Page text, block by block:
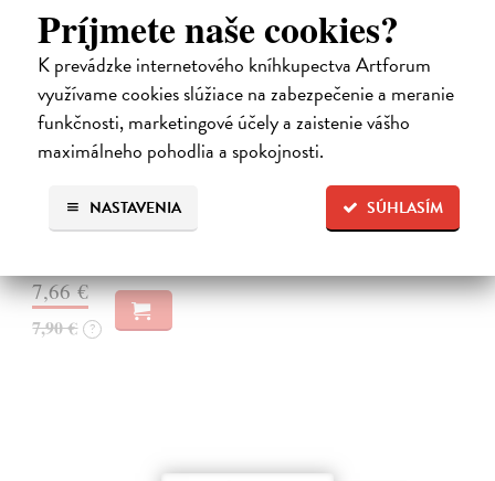
Príjmete naše cookies?
K prevádzke internetového kníhkupectva Artforum
využívame cookies slúžiace na zabezpečenie a meranie
funkčnosti, marketingové účely a zaistenie vášho
maximálneho pohodlia a spokojnosti.
SÚHLASÍM
NASTAVENIA
Farma - Tvarované leporelo
Táto knižka s veselými obrázkami a rôzne tvarovanými stránkami
zaujme malé deti a zoznámi ich so zvieratami na farme.
7,66 €
7,90 € ?